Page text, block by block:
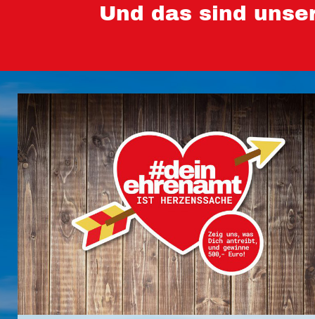
Und das sind